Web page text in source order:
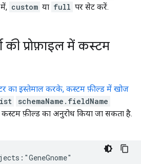
custom या full पर सेट करें.
की प्रोफ़ाइल में कस्टम
का इस्तेमाल करके, कस्टम फ़ील्ड में खोज
schemaName.fieldName
फ़ील्ड का अनुरोध किया जा सकता है.